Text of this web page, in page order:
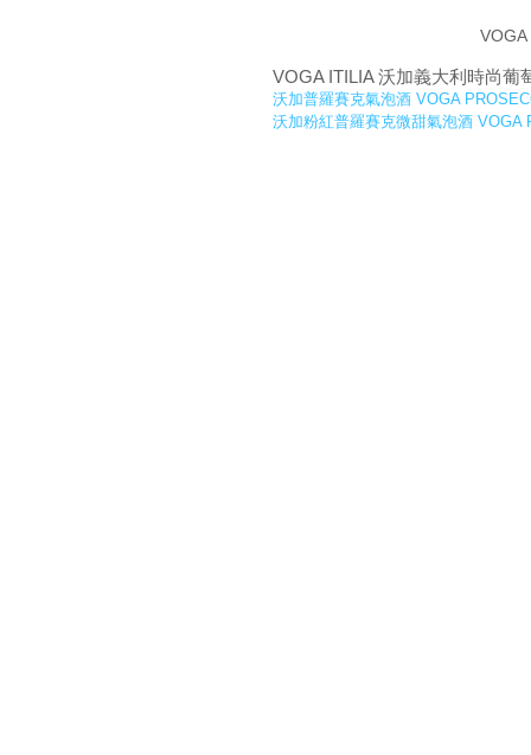
VOGA ITILIA 沃加義大利時尚
沃加普羅賽克氣泡酒 VOGA
沃加粉紅普羅賽克微甜氣泡酒 VOGA